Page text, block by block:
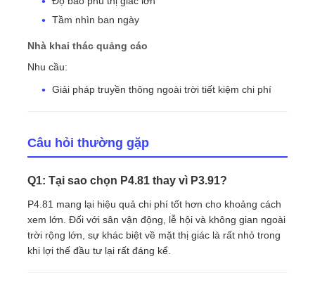
Tầm nhìn ban ngày
Nhà khai thác quảng cáo
Nhu cầu:
Giải pháp truyền thông ngoài trời tiết kiệm chi phí
Câu hỏi thường gặp
Q1: Tại sao chọn P4.81 thay vì P3.91?
P4.81 mang lại hiệu quả chi phí tốt hơn cho khoảng cách
xem lớn. Đối với sân vận động, lễ hội và không gian ngoài
trời rộng lớn, sự khác biệt về mặt thị giác là rất nhỏ trong
khi lợi thế đầu tư lại rất đáng kể.